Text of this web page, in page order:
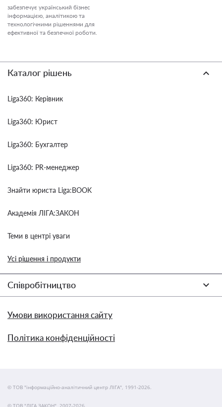
забезпечує український бізнес
інформацією, аналітикою та
технологічними рішеннями для
ефективної та безпечної роботи.
Каталог рішень
Liga360: Керівник
Liga360: Юрист
Liga360: Бухгалтер
Liga360: PR-менеджер
Знайти юриста Liga:BOOK
Академія ЛІГА:ЗАКОН
Теми в центрі уваги
Усі рішення і продукти
Співробітництво
Умови використання сайту
Політика конфіденційності
© ТОВ "інформаційно-аналітичний центр ЛІГА", 1991-2026.
© ТОВ "ЛІГА ЗАКОН", 2007-2026.